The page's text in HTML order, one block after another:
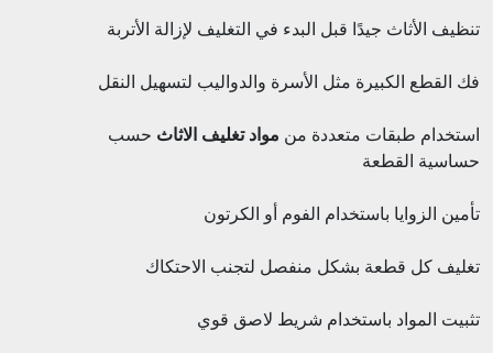
تنظيف الأثاث جيدًا قبل البدء في التغليف لإزالة الأتربة
فك القطع الكبيرة مثل الأسرة والدواليب لتسهيل النقل
استخدام طبقات متعددة من مواد تغليف الاثاث حسب
حساسية القطعة
تأمين الزوايا باستخدام الفوم أو الكرتون
تغليف كل قطعة بشكل منفصل لتجنب الاحتكاك
تثبيت المواد باستخدام شريط لاصق قوي